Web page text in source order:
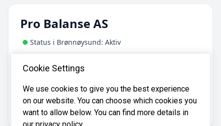
Pro Balanse AS
Status i Brønnøysund: Aktiv
Åslia 22, 1592 Våler I Østfold
Pro Balanse AS er registrert iBrønnøysundregistrene
med organisasjonsnummer935262925.
Cookie Settings
We use cookies to give you the best experience
on our website. You can choose which cookies you
want to allow below. You can find more details in